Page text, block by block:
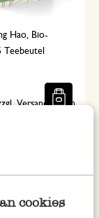
cookies
Hao, Bio-
Teebeutel
Versandkosten